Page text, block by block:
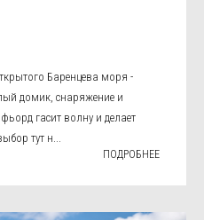
Баренцева моря -
домик, снаряжение и
гасит волну и делает
тут н...
ПОДРОБНЕЕ